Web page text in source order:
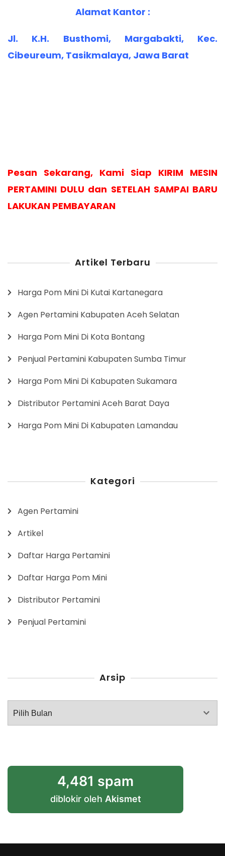
Alamat Kantor :
Jl. K.H. Busthomi, Margabakti, Kec.
Cibeureum, Tasikmalaya, Jawa Barat
Pesan Sekarang, Kami Siap KIRIM MESIN
PERTAMINI DULU dan SETELAH SAMPAI BARU
LAKUKAN PEMBAYARAN
Artikel Terbaru
Harga Pom Mini Di Kutai Kartanegara
Agen Pertamini Kabupaten Aceh Selatan
Harga Pom Mini Di Kota Bontang
Penjual Pertamini Kabupaten Sumba Timur
Harga Pom Mini Di Kabupaten Sukamara
Distributor Pertamini Aceh Barat Daya
Harga Pom Mini Di Kabupaten Lamandau
Kategori
Agen Pertamini
Artikel
Daftar Harga Pertamini
Daftar Harga Pom Mini
Distributor Pertamini
Penjual Pertamini
Arsip
Arsip
4,481 spam
diblokir oleh Akismet